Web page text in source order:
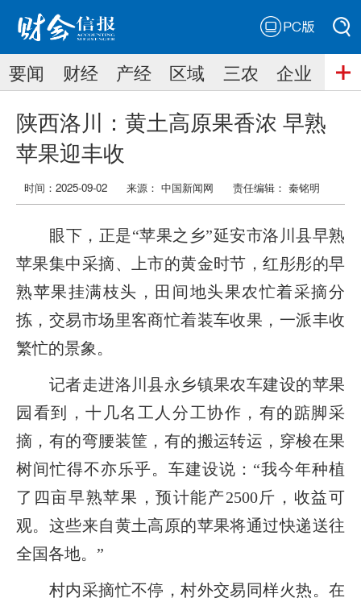
搜索
搜索
要闻 财经 产经 区域 三农 企业
陕西洛川：黄土高原果香浓 早熟
苹果迎丰收
时间：2025-09-02 来源： 中国新闻网 责任编辑： 秦铭明
眼下，正是“苹果之乡”延安市洛川县早熟
苹果集中采摘、上市的黄金时节，红彤彤的早
熟苹果挂满枝头，田间地头果农忙着采摘分
拣，交易市场里客商忙着装车收果，一派丰收
繁忙的景象。
记者走进洛川县永乡镇果农车建设的苹果
园看到，十几名工人分工协作，有的踮脚采
摘，有的弯腰装筐，有的搬运转运，穿梭在果
树间忙得不亦乐乎。车建设说：“我今年种植
了四亩早熟苹果，预计能产2500斤，收益可
观。这些来自黄土高原的苹果将通过快递送往
全国各地。”
村内采摘忙不停，村外交易同样火热。在